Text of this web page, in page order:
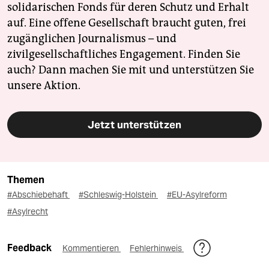
solidarischen Fonds für deren Schutz und Erhalt
auf. Eine offene Gesellschaft braucht guten, frei
zugänglichen Journalismus – und
zivilgesellschaftliches Engagement. Finden Sie
auch? Dann machen Sie mit und unterstützen Sie
unsere Aktion.
Jetzt unterstützen
Themen
#Abschiebehaft #Schleswig-Holstein
#EU-Asylreform
#Asylrecht
Feedback Kommentieren Fehlerhinweis